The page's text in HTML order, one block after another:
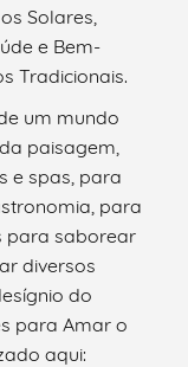
Solares,
e Bem-
Tradicionais.
um mundo
paisagem,
e spas, para
para
para saborear
diversos
do
para Amar o
aqui: